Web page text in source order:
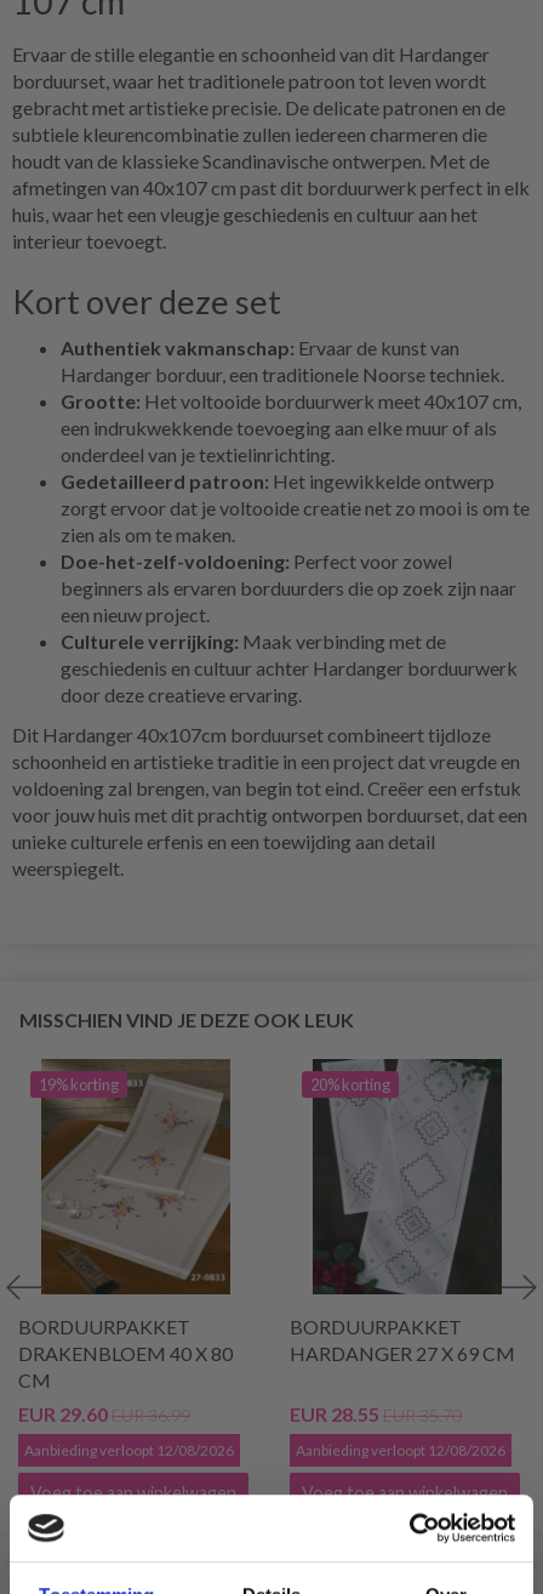
Ervaar de stille elegantie en schoonheid van dit Hardanger
borduurset, waar het traditionele patroon tot leven wordt
gebracht met artistieke precisie. De delicate patronen en de
subtiele kleurencombinatie zullen iedereen charmeren die
houdt van de klassieke Scandinavische ontwerpen. Met de
afmetingen van 40x107 cm past dit borduurwerk perfect in elk
huis, waar het een vleugje geschiedenis en cultuur aan het
interieur toevoegt.
Kort over deze set
Authentiek vakmanschap: Ervaar de kunst van
Hardanger borduur, een traditionele Noorse techniek.
Grootte: Het voltooide borduurwerk meet 40x107 cm,
een indrukwekkende toevoeging aan elke muur of als
onderdeel van je textielinrichting.
Gedetailleerd patroon: Het ingewikkelde ontwerp
zorgt ervoor dat je voltooide creatie net zo mooi is om te
zien als om te maken.
Doe-het-zelf-voldoening: Perfect voor zowel
beginners als ervaren borduurders die op zoek zijn naar
een nieuw project.
Culturele verrijking: Maak verbinding met de
geschiedenis en cultuur achter Hardanger borduurwerk
door deze creatieve ervaring.
Dit Hardanger 40x107cm borduurset combineert tijdloze
schoonheid en artistieke traditie in een project dat vreugde en
voldoening zal brengen, van begin tot eind. Creëer een erfstuk
voor jouw huis met dit prachtig ontworpen borduurset, dat een
unieke culturele erfenis en een toewijding aan detail
weerspiegelt.
MISSCHIEN VIND JE DEZE OOK LEUK
19% korting
BORDUURPAKKET
DRAKENBLOEM 40 X 80
CM
EUR 29.60EUR 36.99
Aanbieding verloopt 12/08/2026
Voeg toe aan winkelwagen
20% korting
BORDUURPAKKET
HARDANGER 27 X 69 CM
EUR 28.55 EUR 35.70
Aanbieding verloopt 12/08/2026
Voeg toe aan winkelwagen